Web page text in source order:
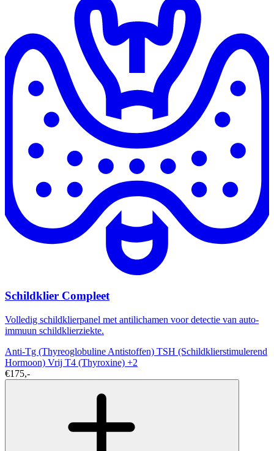
Schildklier Compleet
Volledig schildklierpanel met antilichamen voor detectie van auto-
immuun schildklierziekte.
Anti-Tg (Thyreoglobuline Antistoffen) TSH (Schildklierstimulerend
Hormoon) Vrij T4 (Thyroxine) +2
€175,-